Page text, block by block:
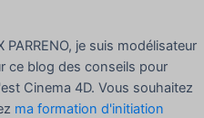
PARRENO, je suis modélisateur
ce blog des conseils pour
Cinema 4D. Vous souhaitez
ma formation d'initiation